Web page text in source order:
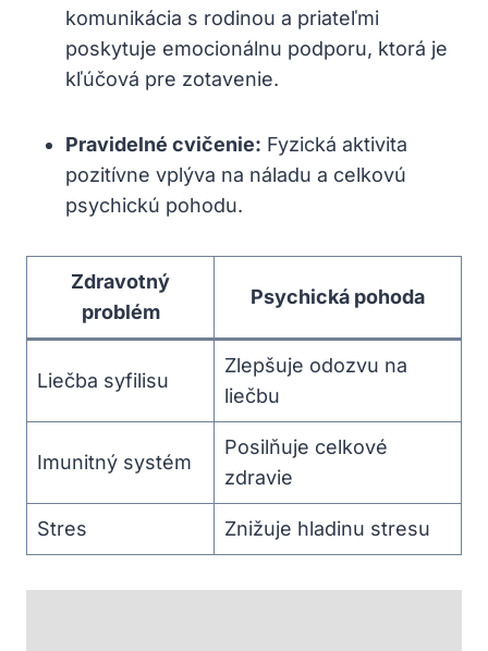
komunikácia s rodinou ⁣a priateľmi
poskytuje emocionálnu ‌podporu, ‌ktorá je
kľúčová pre zotavenie.
Pravidelné cvičenie: Fyzická aktivita
pozitívne vplýva na náladu a⁤ celkovú
‌psychickú pohodu.
Zdravotný
problém
Psychická pohoda
Liečba‌ syfilisu
Zlepšuje odozvu na
liečbu
Imunitný ‌systém
Posilňuje celkové
zdravie
Stres Znižuje ⁢hladinu stresu